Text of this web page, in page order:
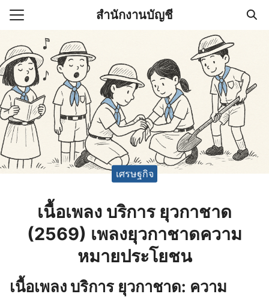
Skip
สำนักงานบัญชี
(ไม่มีชื่อ)
านบัญชี (Accounting
ช่วยสำคัญในการบริหาร
for:
เศรษฐกิจ
เนื้อเพลง บริการ ยุวกาชาด
(2569) เพลงยุวกาชาดความ
หมายประโยชน
เนื้อเพลง บริการ ยุวกาชาด: ความ